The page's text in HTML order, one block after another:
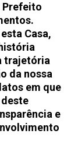
Prefeito
Casa,
trajetória
da nossa
em que
e